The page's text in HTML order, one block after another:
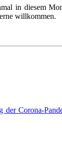
in diesem
willkommen.
der Corona-